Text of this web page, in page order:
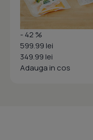
- 42 %
599.99 lei
349.99 lei
Adauga in cos